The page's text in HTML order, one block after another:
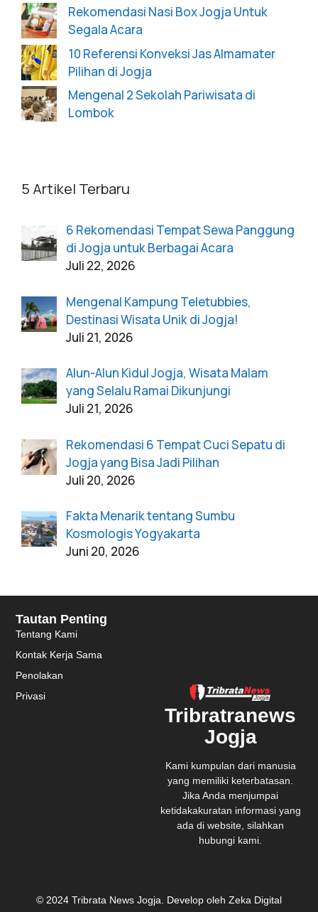
Rekomendasi Nasi Box Jogja Untuk
Segala Acara
10 Referensi Konveksi Jas Almamater
Pilihan di Jogja
Mengenal 2 Sekolah Pariwisata di
Lombok
5 Artikel Terbaru
6 Rekomendasi Tempat Sewa Panggung
di Jogja untuk Berbagai Acara
Juli 22, 2026
Mengenal Kampung Teletubbies,
Destinasi Wisata Unik di Jogja!
Juli 21, 2026
Alun-Alun Kidul Jogja, Wisata Malam
yang Selalu Ramai Dikunjungi
Juli 21, 2026
Rekomendasi 6 Tempat Cuci Sepatu di
Jogja yang Bisa Jadi Pilihan
Juli 20, 2026
Fakta Menarik tentang Sumbu
Kosmologis Yogyakarta
Juni 20, 2026
Tribratranews
Jogja
Kami kumpulan dari manusia
yang memiliki keterbatasan.
Jika Anda menjumpai
ketidakakuratan informasi yang
ada di website, silahkan
hubungi kami.
Tautan Penting
Tentang Kami
Kontak Kerja Sama
Penolakan
Privasi
© 2024 Tribrata News Jogja. Develop oleh Zeka Digital